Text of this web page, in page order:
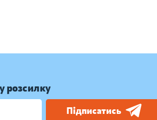
розсилку
Підписатись